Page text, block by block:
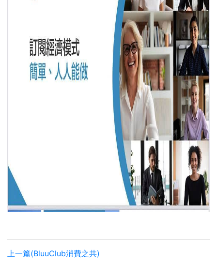
上一篇(BluuClub消費之共)